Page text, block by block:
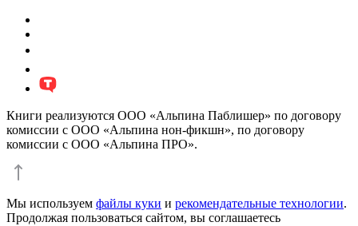
Книги реализуются ООО «Альпина Паблишер» по договору
комиссии с ООО «Альпина нон-фикшн», по договору
комиссии с ООО «Альпина ПРО».
Мы используем файлы куки и рекомендательные технологии.
Продолжая пользоваться сайтом, вы соглашаетесь